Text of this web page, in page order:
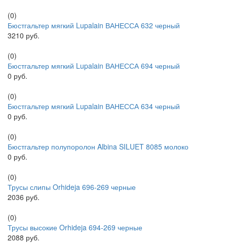
(0)
Бюстгальтер мягкий Lupalain ВАНЕССА 632 черный
3210 руб.
(0)
Бюстгальтер мягкий Lupalain ВАНЕССА 694 черный
0 руб.
(0)
Бюстгальтер мягкий Lupalain ВАНЕССА 634 черный
0 руб.
(0)
Бюстгальтер полупоролон Albina SILUET 8085 молоко
0 руб.
(0)
Трусы слипы Orhideja 696-269 черные
2036 руб.
(0)
Трусы высокие Orhideja 694-269 черные
2088 руб.